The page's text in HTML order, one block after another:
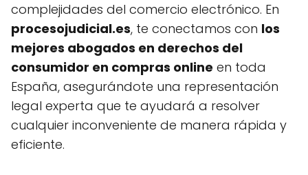
complejidades del comercio electrónico. En
procesojudicial.es, te conectamos con los
mejores abogados en derechos del
consumidor en compras online en toda
España, asegurándote una representación
legal experta que te ayudará a resolver
cualquier inconveniente de manera rápida y
eficiente.